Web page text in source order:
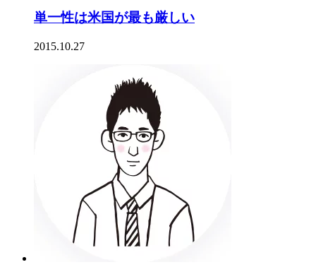
単一性は米国が最も厳しい
2015.10.27